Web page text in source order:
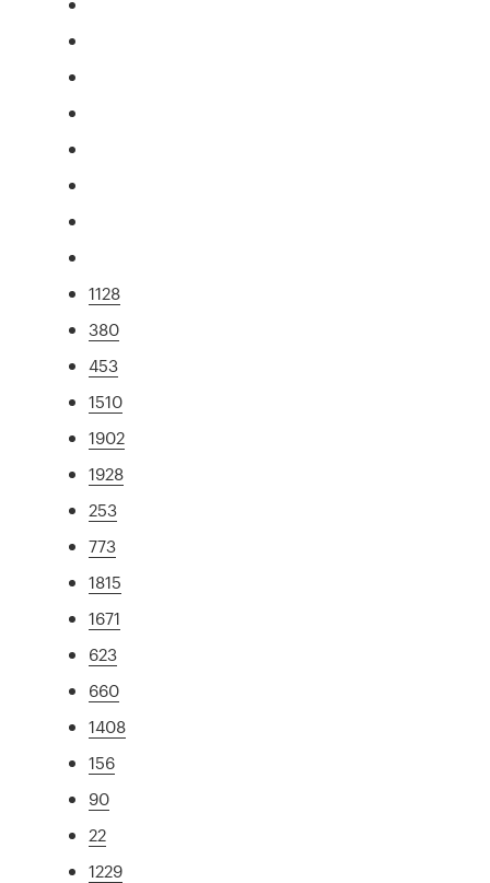
1128
380
453
1510
1902
1928
253
773
1815
1671
623
660
1408
156
90
22
1229